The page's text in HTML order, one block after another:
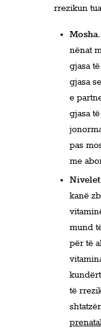
rrezikun
Mosha.
nënat
gjasa
gjasa
e
gjasa
pas
me
kanë
mund
për të
të